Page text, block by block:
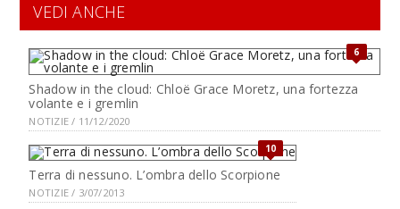
VEDI ANCHE
6
Shadow in the cloud: Chloë Grace Moretz, una fortezza
volante e i gremlin
NOTIZIE / 11/12/2020
10
Terra di nessuno. L’ombra dello Scorpione
NOTIZIE / 3/07/2013